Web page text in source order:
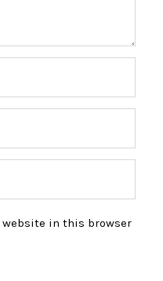
website in this browser